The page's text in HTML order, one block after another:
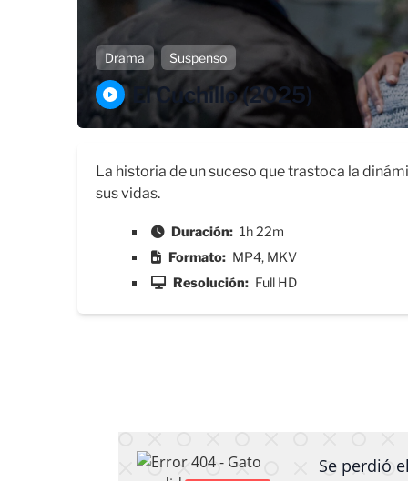
Drama Suspenso
El Cuchillo (2025)
La historia de un suceso que trastoca la
sus vidas.
Duración: 1h 22m
Formato: MP4, MKV
Resolución: Full HD
Se perdió